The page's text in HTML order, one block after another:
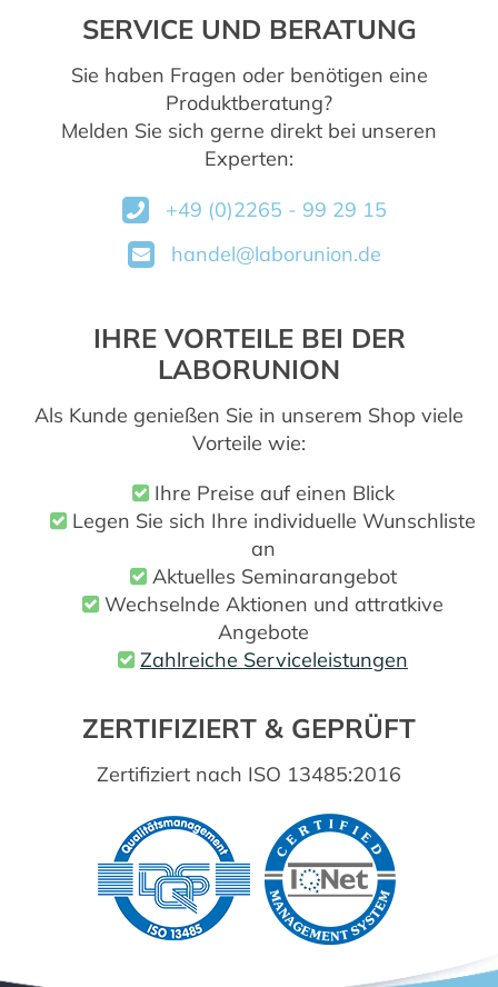
SERVICE UND BERATUNG
Sie haben Fragen oder benötigen eine
Produktberatung?
Melden Sie sich gerne direkt bei unseren
Experten:
+49 (0)2265 - 99 29 15
handel@laborunion.de
IHRE VORTEILE BEI DER
LABORUNION
Als Kunde genießen Sie in unserem Shop viele
Vorteile wie:
Ihre Preise auf einen Blick
Legen Sie sich Ihre individuelle Wunschliste
an
Aktuelles Seminarangebot
Wechselnde Aktionen und attratkive
Angebote
Zahlreiche Serviceleistungen
ZERTIFIZIERT & GEPRÜFT
Zertifiziert nach ISO 13485:2016